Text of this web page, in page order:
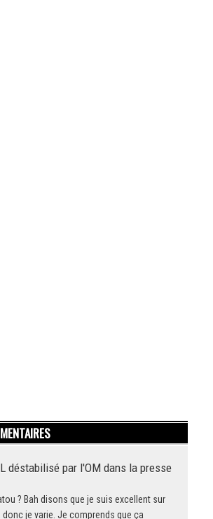
déstabilisé par l'OM dans la presse
? Bah disons que je suis excellent sur
donc je varie. Je comprends que ça